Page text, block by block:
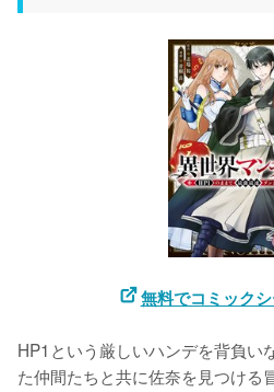
無料でコミック
HP1という厳しいハンデを背負い
た仲間たちと共に佐奈を見つける